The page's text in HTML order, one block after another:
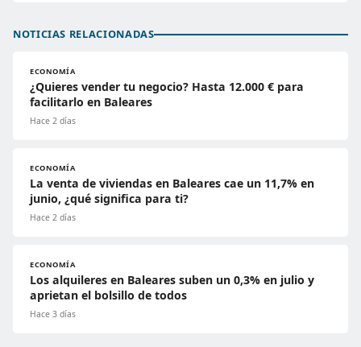
NOTICIAS RELACIONADAS
ECONOMÍA
¿Quieres vender tu negocio? Hasta 12.000 € para
facilitarlo en Baleares
Hace 2 días
ECONOMÍA
La venta de viviendas en Baleares cae un 11,7% en
junio, ¿qué significa para ti?
Hace 2 días
ECONOMÍA
Los alquileres en Baleares suben un 0,3% en julio y
aprietan el bolsillo de todos
Hace 3 días